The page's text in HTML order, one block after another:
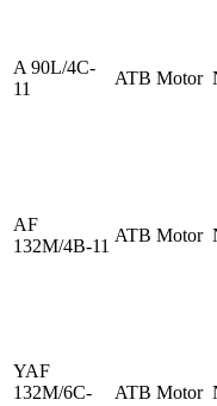
A 90L/4C-
11
ATB Motor
AF
132M/4B-11
ATB Motor
YAF
132M/6C-
ATB Motor